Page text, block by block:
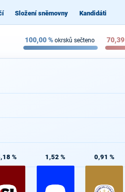
Složení sněmovny Kandidáti
100,00% okrsků sečteno 70,39
% 1,52 % 0,91 %